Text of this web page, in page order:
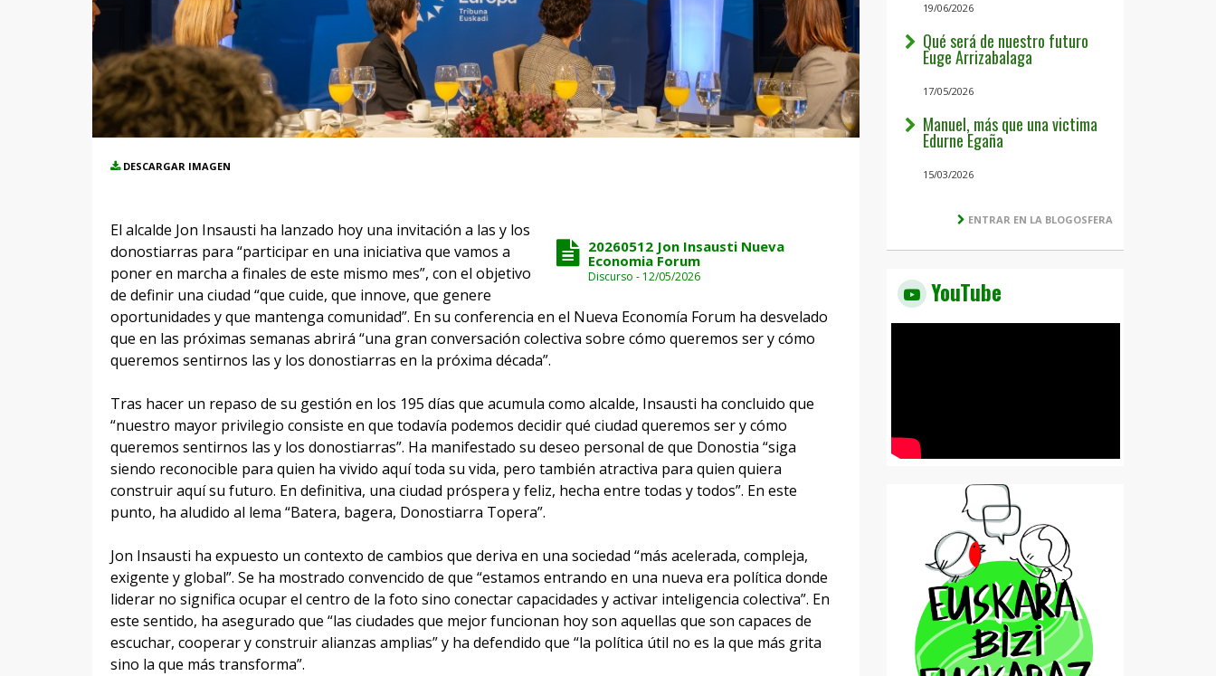
DESCARGAR IMAGEN
20260512 Jon Insausti Nueva
Economia Forum
Discurso - 12/05/2026
El alcalde Jon Insausti ha lanzado hoy una invitación a las y los
donostiarras para “participar en una iniciativa que vamos a
poner en marcha a finales de este mismo mes”, con el objetivo
de definir una ciudad “que cuide, que innove, que genere
oportunidades y que mantenga comunidad”. En su conferencia en el Nueva Economía Forum ha desvelado
que en las próximas semanas abrirá “una gran conversación colectiva sobre cómo queremos ser y cómo
queremos sentirnos las y los donostiarras en la próxima década”.
Tras hacer un repaso de su gestión en los 195 días que acumula como alcalde, Insausti ha concluido que
“nuestro mayor privilegio consiste en que todavía podemos decidir qué ciudad queremos ser y cómo
queremos sentirnos las y los donostiarras”. Ha manifestado su deseo personal de que Donostia “siga
siendo reconocible para quien ha vivido aquí toda su vida, pero también atractiva para quien quiera
construir aquí su futuro. En definitiva, una ciudad próspera y feliz, hecha entre todas y todos”. En este
punto, ha aludido al lema “Batera, bagera, Donostiarra Topera”.
Jon Insausti ha expuesto un contexto de cambios que deriva en una sociedad “más acelerada, compleja,
exigente y global”. Se ha mostrado convencido de que “estamos entrando en una nueva era política donde
liderar no significa ocupar el centro de la foto sino conectar capacidades y activar inteligencia colectiva”. En
este sentido, ha asegurado que “las ciudades que mejor funcionan hoy son aquellas que son capaces de
escuchar, cooperar y construir alianzas amplias” y ha defendido que “la política útil no es la que más grita
sino la que más transforma”.
19/06/2026
Qué será de nuestro futuro
Euge Arrizabalaga
17/05/2026
Manuel, más que una victima
Edurne Egaña
15/03/2026
ENTRAR EN LA BLOGOSFERA
YouTube